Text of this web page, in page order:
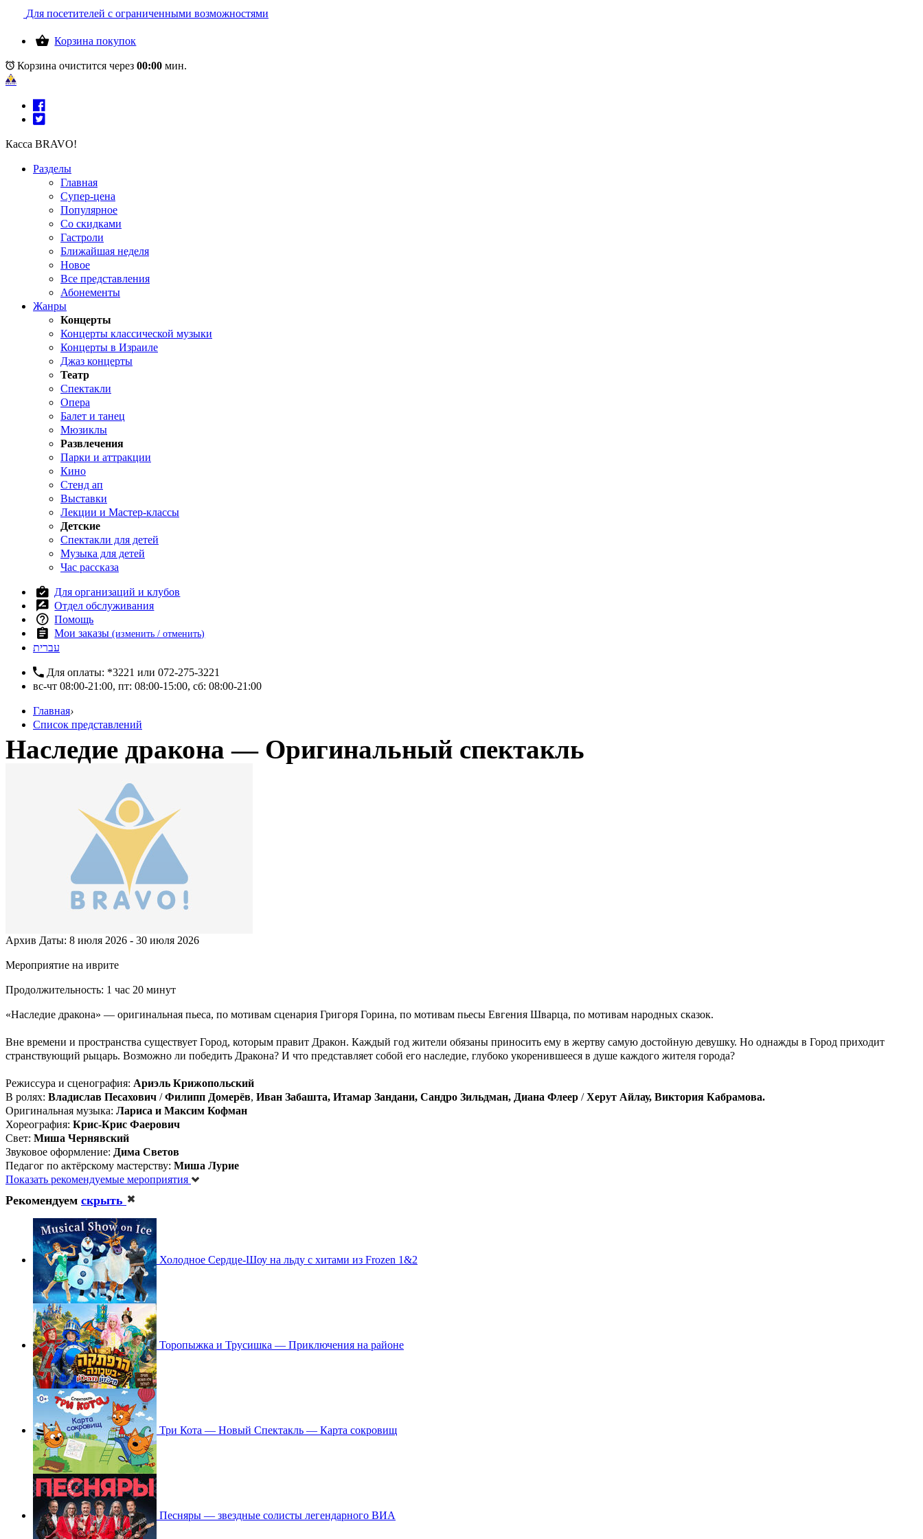
Для посетителей с ограниченными возможностями
Корзина покупок
Корзина очистится через 00:00 мин.
Касса BRAVO!
Разделы
Главная
Супер-цена
Популярное
Со скидками
Гастроли
Ближайшая неделя
Новое
Все представления
Абонементы
Жанры
Концерты
Концерты классической музыки
Концерты в Израиле
Джаз концерты
Театр
Спектакли
Опера
Балет и танец
Мюзиклы
Развлечения
Парки и аттракции
Кино
Стенд ап
Выставки
Лекции и Мастер-классы
Детские
Спектакли для детей
Музыка для детей
Час рассказа
Для организаций и клубов
Отдел обслуживания
Помощь
Мои заказы(изменить / отменить)
עברית
Для оплаты: *3221 или 072-275-3221
вс-чт 08:00-21:00, пт: 08:00-15:00, сб: 08:00-21:00
Главная›
Список представлений
Наследие дракона — Оригинальный спектакль
Архив Даты: 8 июля 2026 - 30 июля 2026
Мероприятие на иврите
Продолжительность: 1 час 20 минут
«Наследие дракона» — оригинальная пьеса, по мотивам сценария Григоря Горина, по мотивам пьесы Евгения Шварца, по мотивам народных сказок.
Вне времени и пространства существует Город, которым правит Дракон. Каждый год жители обязаны приносить ему в жертву самую достойную девушку. Но однажды в Город приходит
странствующий рыцарь. Возможно ли победить Дракона? И что представляет собой его наследие, глубоко укоренившееся в душе каждого жителя города?
Режиссура и сценография: Ариэль Крижопольский
В ролях: Владислав Песахович /Филипп Домерёв, Иван Забашта, Итамар Зандани, Сандро Зильдман, Диана Флеер /Херут Айлау, Виктория Кабрамова.
Оригинальная музыка: Лариса и Максим Кофман
Хореография: Крис-Крис Фаерович
Свет: Миша Чернявский
Звуковое оформление: Дима Светов
Педагог по актёрскому мастерству: Миша Лурие
Показать рекомендуемые мероприятия
Рекомендуем скрыть
Холодное Сердце-Шоу на льду с хитами из Frozen 1&2
Торопыжка и Трусишка — Приключения на районе
Три Кота — Новый Спектакль — Карта сокровищ
Песняры — звездные солисты легендарного ВИА